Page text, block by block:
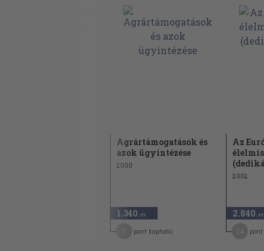
Agrártámogatások és
azok ügyintézése
2000
1.340 ,-Ft
pont kapható
Az
2002
2.840 ,-Ft